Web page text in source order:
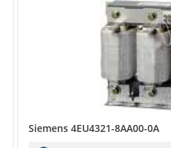
Siemens 4EU4321-8AA00-0A